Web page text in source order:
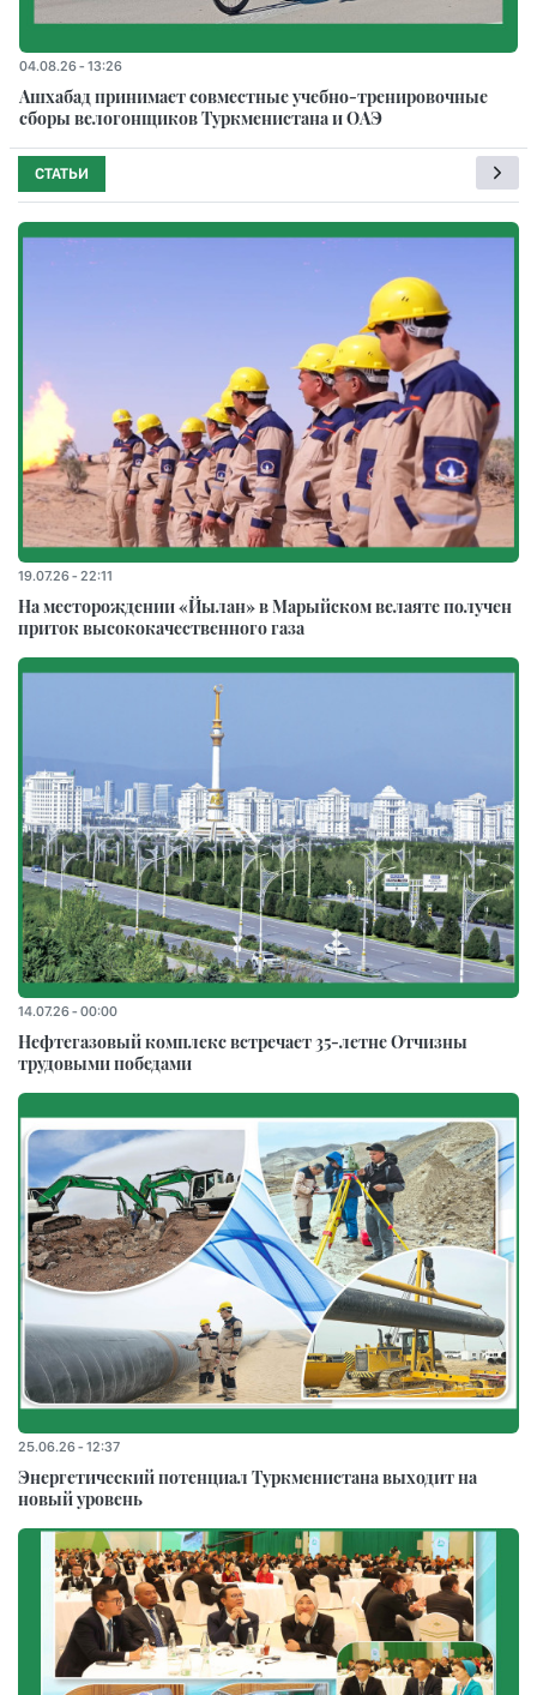
04.08.26 - 13:26
Ашхабад принимает совместные учебно-тренировочные
сборы велогонщиков Туркменистана и ОАЭ
СТАТЬИ
19.07.26 - 22:11
На месторождении «Йылан» в Марыйском велаяте получен
приток высококачественного газа
14.07.26 - 00:00
Нефтегазовый комплекс встречает 35-летне Отчизны
трудовыми победами
25.06.26 - 12:37
Энергетический потенциал Туркменистана выходит на
новый уровень